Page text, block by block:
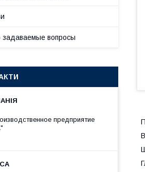
задаваемые вопросы
предприятие